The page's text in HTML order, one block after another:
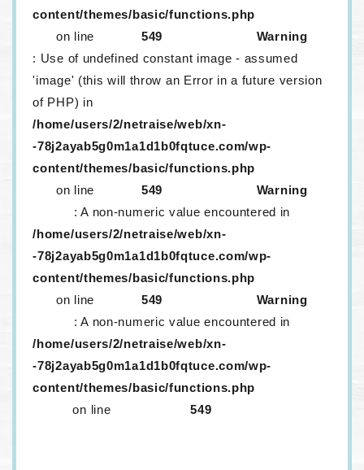
content/themes/basic/functions.php
on line
549
Warning
: Use of undefined constant image - assumed
'image' (this will throw an Error in a future version
of PHP) in
/home/users/2/netraise/web/xn-
-78j2ayab5g0m1a1d1b0fqtuce.com/wp-
content/themes/basic/functions.php
on line
549
Warning
: A non-numeric value encountered in
/home/users/2/netraise/web/xn-
-78j2ayab5g0m1a1d1b0fqtuce.com/wp-
content/themes/basic/functions.php
on line
549
Warning
: A non-numeric value encountered in
/home/users/2/netraise/web/xn-
-78j2ayab5g0m1a1d1b0fqtuce.com/wp-
content/themes/basic/functions.php
on line
549